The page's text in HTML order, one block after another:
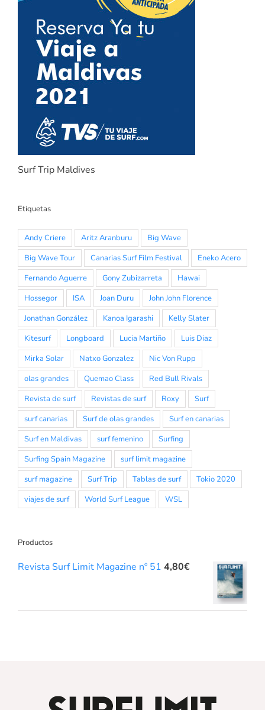
Surf Trip Maldives
Etiquetas
Andy Criere Aritz Aranburu
Big Wave
Big Wave Tour
Canarias Surf Film Festival
Eneko Acero
Fernando Aguerre
Gony Zubizarreta
Hawai
Hossegor
ISA Joan Duru
John John Florence
Jonathan González
Kanoa Igarashi
Kelly Slater
Kitesurf
Longboard Lucia Martiño
Luis Diaz
Mirka Solar
Natxo Gonzalez
Nic Von Rupp
olas grandes
Quemao Class
Red Bull Rivals
Revista de surf
Revistas de surf Roxy
Surf
surf canarias
Surf de olas grandes
Surf en canarias
Surf en Maldivas
surf femenino
Surfing
Surfing Spain Magazine
surf limit magazine
surf magazine
Surf Trip Tablas de surf
Tokio 2020
viajes de surf
World Surf League WSL
Productos
Revista Surf Limit Magazine nº 51 4,80€